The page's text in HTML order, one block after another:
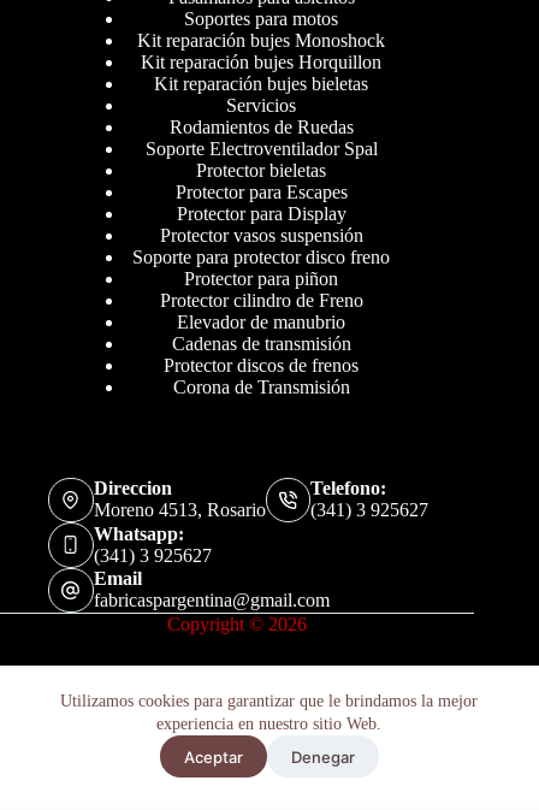
Utilizamos cookies para garantizar que le brindamos la mejor
experiencia en nuestro sitio Web.
Aceptar Denegar
Soportes para motos
Kit reparación bujes Monoshock
Kit reparación bujes Horquillon
Kit reparación bujes bieletas
Servicios
Rodamientos de Ruedas
Soporte Electroventilador Spal
Protector bieletas
Protector para Escapes
Protector para Display
Protector vasos suspensión
Soporte para protector disco freno
Protector para piñon
Protector cilindro de Freno
Elevador de manubrio
Cadenas de transmisión
Protector discos de frenos
Corona de Transmisión
Direccion
Moreno 4513, Rosario
Telefono:
(341) 3 925627
Whatsapp:
(341) 3 925627
Email
fabricaspargentina@gmail.com
Copyright © 2026
Retenes Suspension Honda Cmx 250 C Rebel 85-16 X 2u
Hay existencias
Añadir al carrito